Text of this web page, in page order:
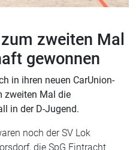
zweiten Mal
gewonnen
in ihren neuen CarUnion-
zweiten Mal die
in der D-Jugend.
noch der SV Lok
die SpG Eintracht